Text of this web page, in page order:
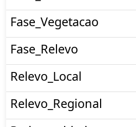
Fase_Vegetacao
Fase_Relevo
Relevo_Local
Relevo_Regional